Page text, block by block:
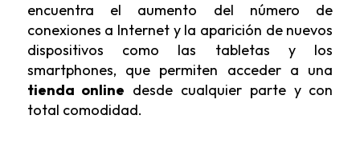
encuentra el aumento del número de
conexiones a Internet y la aparición de nuevos
dispositivos como las tabletas y los
smartphones, que permiten acceder a una
tienda online desde cualquier parte y con
total comodidad.